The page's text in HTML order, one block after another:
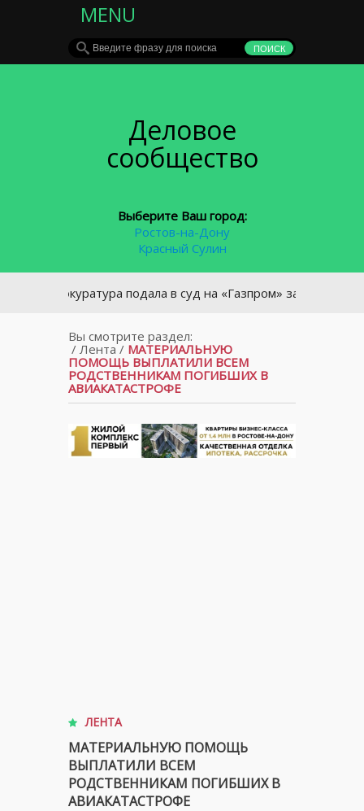
MENU
Деловое
сообщество
Выберите Ваш город:
Ростов-на-Дону
Красный Сулин
Прокуратура подала в суд на «Газпром» за отключения
Вы смотрите раздел:
/ Лента/ МАТЕРИАЛЬНУЮ
ПОМОЩЬ ВЫПЛАТИЛИ ВСЕМ
РОДСТВЕННИКАМ ПОГИБШИХ В
АВИАКАТАСТРОФЕ
ЛЕНТА
МАТЕРИАЛЬНУЮ ПОМОЩЬ
ВЫПЛАТИЛИ ВСЕМ
РОДСТВЕННИКАМ ПОГИБШИХ В
АВИАКАТАСТРОФЕ